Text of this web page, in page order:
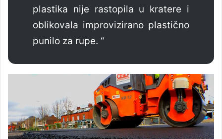
plastika nije rastopila u kratere i
oblikovala improvizirano plastično
punilo za rupe. “